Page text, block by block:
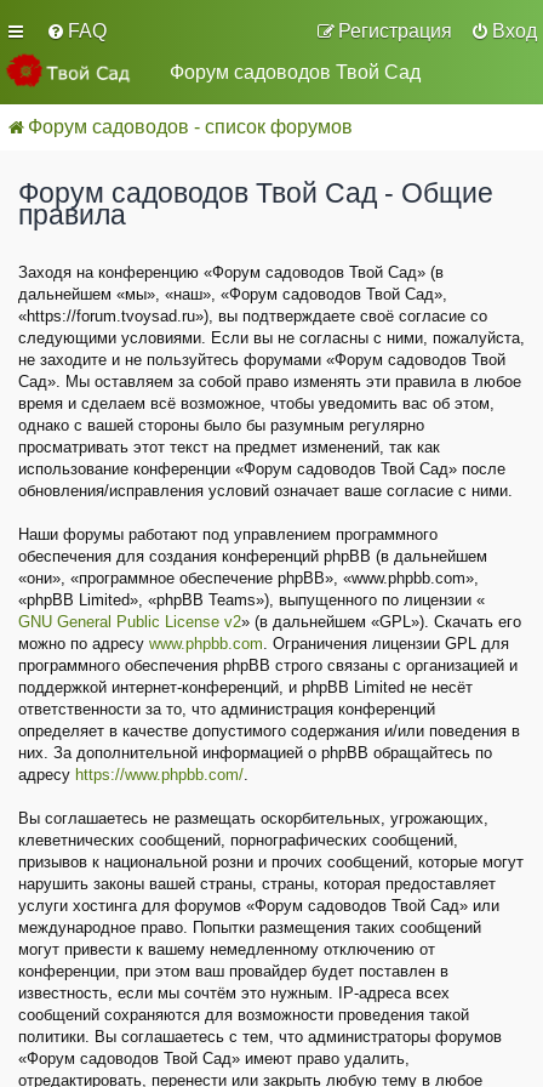
FAQ Вход
Регистрация
Форум садоводов Твой Сад
Форум садоводов - список форумов
Форум садоводов Твой Сад - Общие
правила
Заходя на конференцию «Форум садоводов Твой Сад» (в
дальнейшем «мы», «наш», «Форум садоводов Твой Сад»,
«https://forum.tvoysad.ru»), вы подтверждаете своё согласие со
следующими условиями. Если вы не согласны с ними, пожалуйста,
не заходите и не пользуйтесь форумами «Форум садоводов Твой
Сад». Мы оставляем за собой право изменять эти правила в любое
время и сделаем всё возможное, чтобы уведомить вас об этом,
однако с вашей стороны было бы разумным регулярно
просматривать этот текст на предмет изменений, так как
использование конференции «Форум садоводов Твой Сад» после
обновления/исправления условий означает ваше согласие с ними.
Наши форумы работают под управлением программного
обеспечения для создания конференций phpBB (в дальнейшем
«они», «программное обеспечение phpBB», «www.phpbb.com»,
«phpBB Limited», «phpBB Teams»), выпущенного по лицензии «
GNU General Public License v2» (в дальнейшем «GPL»). Скачать его
можно по адресу www.phpbb.com. Ограничения лицензии GPL для
программного обеспечения phpBB строго связаны с организацией и
поддержкой интернет-конференций, и phpBB Limited не несёт
ответственности за то, что администрация конференций
определяет в качестве допустимого содержания и/или поведения в
них. За дополнительной информацией о phpBB обращайтесь по
адресу https://www.phpbb.com/.
Вы соглашаетесь не размещать оскорбительных, угрожающих,
клеветнических сообщений, порнографических сообщений,
призывов к национальной розни и прочих сообщений, которые могут
нарушить законы вашей страны, страны, которая предоставляет
услуги хостинга для форумов «Форум садоводов Твой Сад» или
международное право. Попытки размещения таких сообщений
могут привести к вашему немедленному отключению от
конференции, при этом ваш провайдер будет поставлен в
известность, если мы сочтём это нужным. IP-адреса всех
сообщений сохраняются для возможности проведения такой
политики. Вы соглашаетесь с тем, что администраторы форумов
«Форум садоводов Твой Сад» имеют право удалить,
отредактировать, перенести или закрыть любую тему в любое